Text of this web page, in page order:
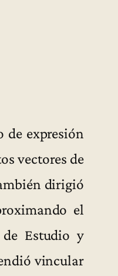
de expresión
vectores de
dirigió
el
Estudio y
vincular